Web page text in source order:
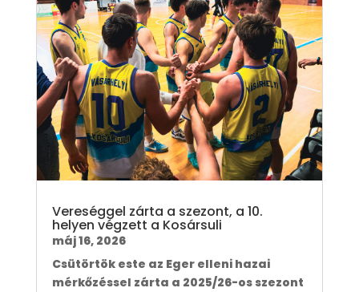
Vereséggel zárta a szezont, a 10.
helyen végzett a Kosársuli
máj 16, 2026
Csütörtök este az Eger elleni hazai
mérkőzéssel zárta a 2025/26-os szezont